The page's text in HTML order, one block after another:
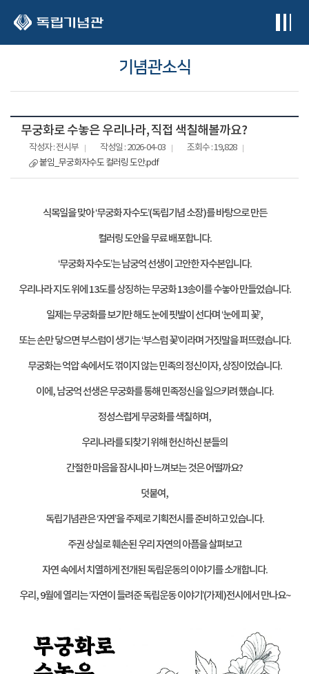
기념관소식
무궁화로 수놓은 우리나라, 직접 색칠해볼까요?
작성자 : 전시부 작성일 : 2026-04-03
조회수 : 19,828
붙임_무궁화자수도 컬러링 도안.pdf
식목일을 맞아‘무궁화 자수도’(독립기념 소장)를 바탕으로 만든
컬러링 도안을 무료 배포합니다.
‘무궁화 자수도’는 남궁억 선생이 고안한 자수본입니다.
우리나라 지도 위에 13도를 상징하는 무궁화13송이를 수놓아 만들었습니다.
일제는 무궁화를 보기만 해도 눈에 핏발이 선다며 ‘눈에 피 꽃’,
또는 손만 닿으면 부스럼이 생기는‘부스럼 꽃’이라며 거짓말을 퍼뜨렸습니다.
무궁화는 억압 속에서도 꺾이지 않는 민족의 정신이자,상징이었습니다.
이에 ,남궁억 선생은 무궁화를 통해 민족정신을 일으키려 했습니다.
정성스럽게 무궁화를 색칠하며,
우리나라를 되찾기 위해 헌신하신 분들의
간절한 마음을 잠시나마 느껴보는 것은 어떨까요?
덧붙여,
독립기념관은‘자연’을 주제로 기획전시를 준비하고 있습니다.
주권 상실로 훼손된 우리 자연의 아픔을 살펴보고
자연 속에서 치열하게 전개된 독립운동의 이야기를 소개합니다.
우리 , 9월에 열리는 ‘자연이 들려준 독립운동 이야기 ’(가제 )전시에서 만나요~